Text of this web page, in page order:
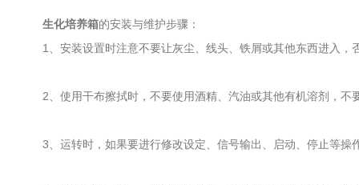
生化培养箱的安装与维护步骤：
1、安装设置时注意不要让灰尘、线头、铁屑或其他东西进入，
2、使用干布擦拭时，不要使用酒精、汽油或其他有机溶剂，不
3、运转时，如果要进行修改设定、信号输出、启动、停止等操